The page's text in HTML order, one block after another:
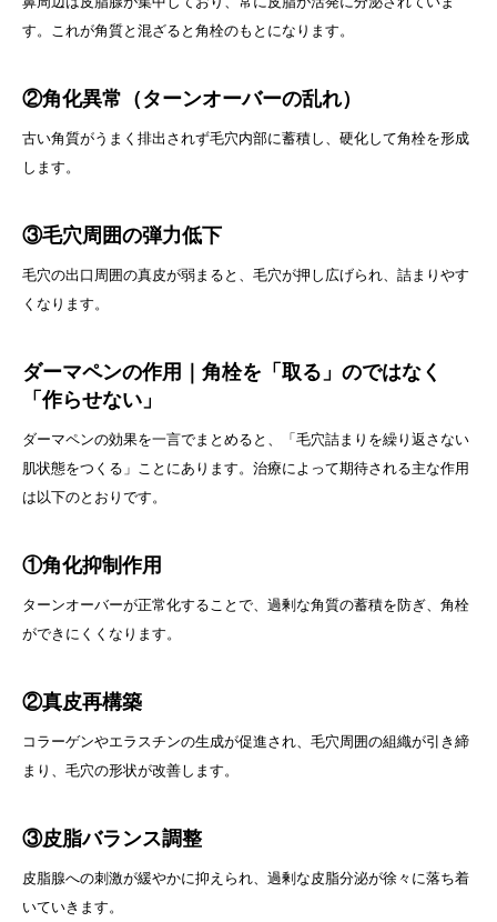
す。これが角質と混ざると角栓のもとになります。
②角化異常（ターンオーバーの乱れ）
古い角質がうまく排出されず毛穴内部に蓄積し、硬化して角栓を形成
します。
③毛穴周囲の弾力低下
毛穴の出口周囲の真皮が弱まると、毛穴が押し広げられ、詰まりやす
くなります。
ダーマペンの作用｜角栓を「取る」のではなく
「作らせない」
ダーマペンの効果を一言でまとめると、「毛穴詰まりを繰り返さない
肌状態をつくる」ことにあります。治療によって期待される主な作用
は以下のとおりです。
①角化抑制作用
ターンオーバーが正常化することで、過剰な角質の蓄積を防ぎ、角栓
ができにくくなります。
②真皮再構築
コラーゲンやエラスチンの生成が促進され、毛穴周囲の組織が引き締
まり、毛穴の形状が改善します。
③皮脂バランス調整
皮脂腺への刺激が緩やかに抑えられ、過剰な皮脂分泌が徐々に落ち着
いていきます。